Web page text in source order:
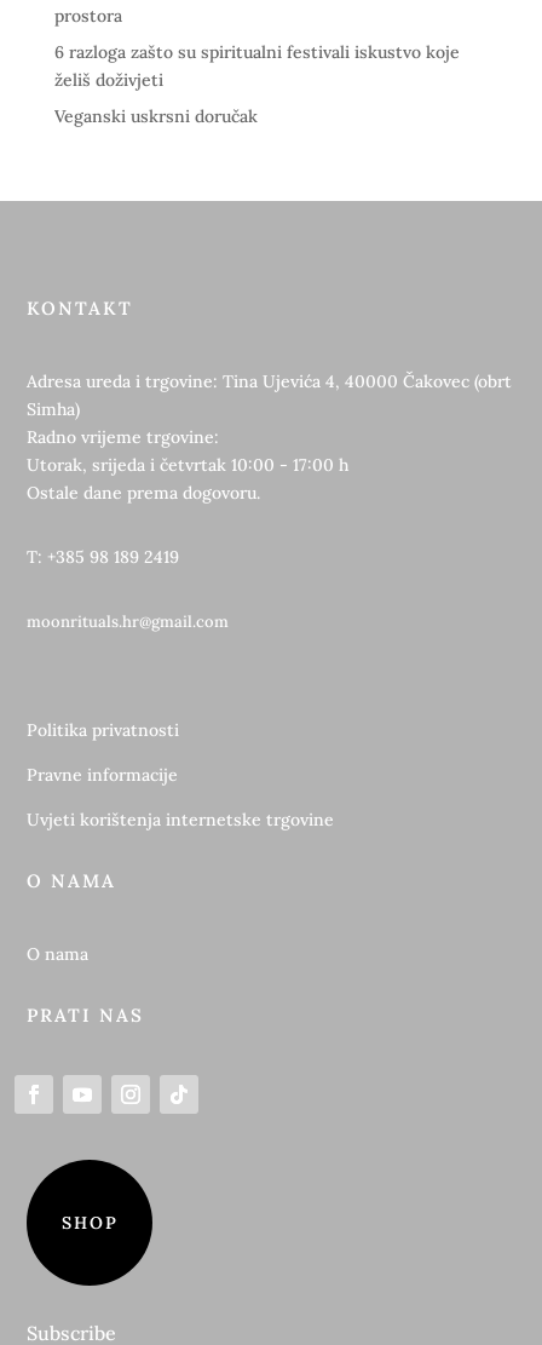
prostora
6 razloga zašto su spiritualni festivali iskustvo koje
želiš doživjeti
Veganski uskrsni doručak
KONTAKT
Adresa ureda i trgovine: Tina Ujevića 4, 40000 Čakovec (obrt
Simha)
Radno vrijeme trgovine:
Utorak, srijeda i četvrtak 10:00 - 17:00 h
Ostale dane prema dogovoru.
T: +385 98 189 2419
moonrituals.hr@gmail.com
Politika privatnosti
Pravne informacije
Uvjeti korištenja internetske trgovine
O NAMA
O nama
PRATI NAS
SHOP
Subscribe